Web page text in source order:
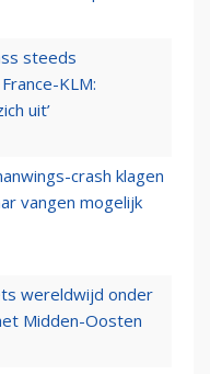
steeds
KLM:
uit’
crash klagen
vangen mogelijk
wereldwijd onder
Midden-Oosten